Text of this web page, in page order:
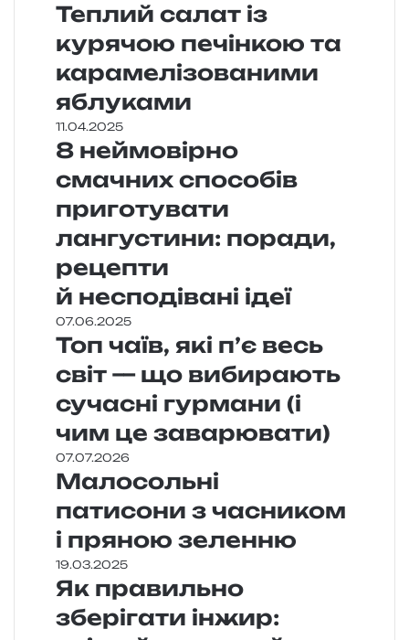
Теплий салат із
курячою печінкою та
карамелізованими
яблуками
11.04.2025
8 неймовірно
смачних способів
приготувати
лангустини: поради,
рецепти
й несподівані ідеї
07.06.2025
Топ чаїв, які п’є весь
світ — що вибирають
сучасні гурмани (і
чим це заварювати)
07.07.2026
Малосольні
патисони з часником
і пряною зеленню
19.03.2025
Як правильно
зберігати інжир: